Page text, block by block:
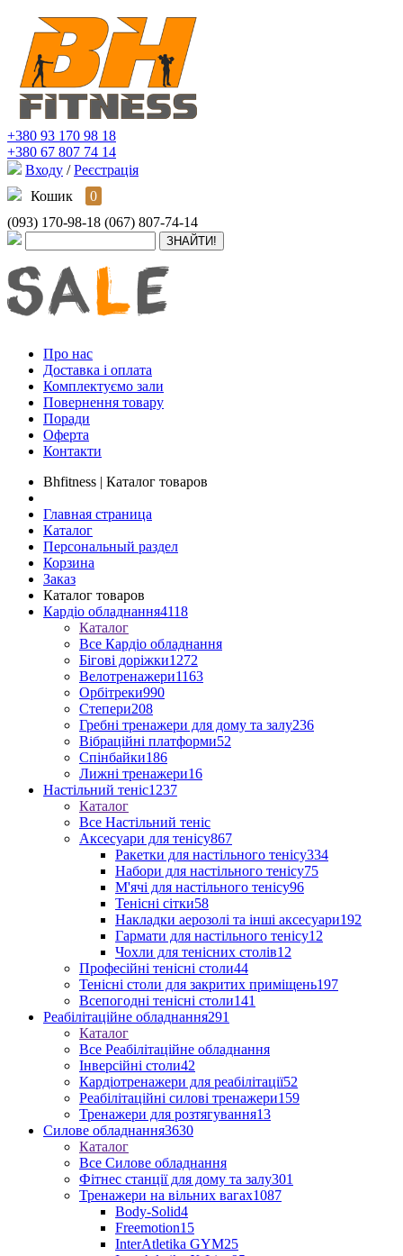
+380 93 170 98 18
+380 67 807 74 14
Входу / Реєстрація
Кошик
0
(093) 170-98-18 (067) 807-74-14
Про нас
Доставка і оплата
Комплектуємо зали
Повернення товару
Поради
Оферта
Контакти
Bhfitness | Каталог товаров
Главная страница
Каталог
Персональный раздел
Корзина
Заказ
Каталог товаров
Кардіо обладнання4118
Каталог
Все Кардіо обладнання
Бігові доріжки1272
Велотренажери1163
Орбітреки990
Степери208
Гребні тренажери для дому та залу236
Вібраційні платформи52
Спінбайки186
Лижні тренажери16
Настільний теніс1237
Каталог
Все Настільний теніс
Аксесуари для тенісу867
Ракетки для настільного тенісу334
Набори для настільного тенісу75
М'ячі для настільного тенісу96
Тенісні сітки58
Накладки аерозолі та інші аксесуари192
Гармати для настільного тенісу12
Чохли для тенісних столів12
Професійні тенісні столи44
Тенісні столи для закритих приміщень197
Всепогодні тенісні столи141
Реабілітаційне обладнання291
Каталог
Все Реабілітаційне обладнання
Інверсійні столи42
Кардіотренажери для реабілітації52
Реабілітаційні силові тренажери159
Тренажери для розтягування13
Силове обладнання3630
Каталог
Все Силове обладнання
Фітнес станції для дому та залу301
Тренажери на вільних вагах1087
Body-Solid4
Freemotion15
InterAtletika GYM25